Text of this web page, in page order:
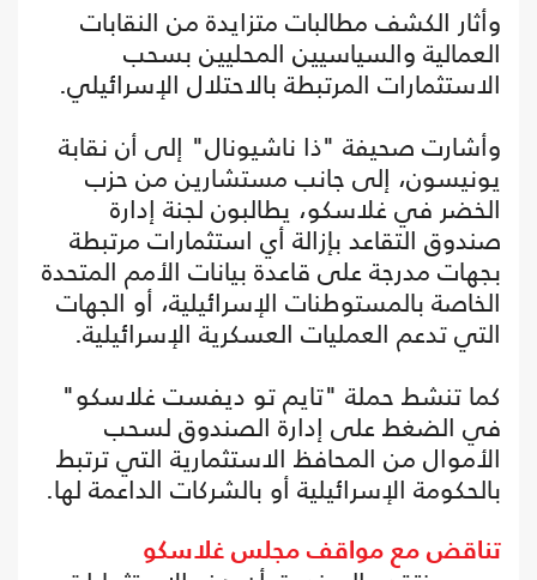
وأثار الكشف مطالبات متزايدة من النقابات
العمالية والسياسيين المحليين بسحب
الاستثمارات المرتبطة بالاحتلال الإسرائيلي.
وأشارت صحيفة "ذا ناشيونال" إلى أن نقابة
يونيسون، إلى جانب مستشارين من حزب
الخضر في غلاسكو، يطالبون لجنة إدارة
صندوق التقاعد بإزالة أي استثمارات مرتبطة
بجهات مدرجة على قاعدة بيانات الأمم المتحدة
الخاصة بالمستوطنات الإسرائيلية، أو الجهات
التي تدعم العمليات العسكرية الإسرائيلية.
كما تنشط حملة "تايم تو ديفست غلاسكو"
في الضغط على إدارة الصندوق لسحب
الأموال من المحافظ الاستثمارية التي ترتبط
بالحكومة الإسرائيلية أو بالشركات الداعمة لها.
تناقض مع مواقف مجلس غلاسكو